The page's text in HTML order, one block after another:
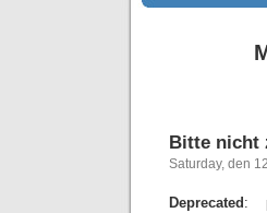
Bitte nicht
Saturday, den
Deprecated :